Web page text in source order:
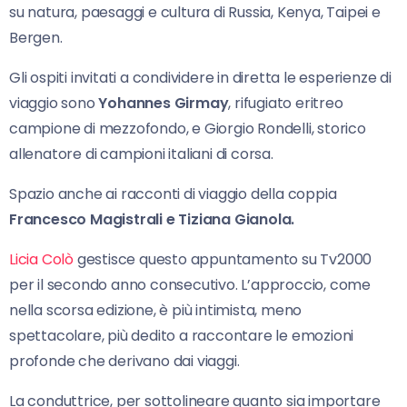
su natura, paesaggi e cultura di Russia, Kenya, Taipei e
Bergen.
Gli ospiti invitati a condividere in diretta le esperienze di
viaggio sonoYohannes Girmay, rifugiato eritreo
campione di mezzofondo, e Giorgio Rondelli, storico
allenatore di campioni italiani di corsa.
Spazio anche ai racconti di viaggio della coppia
Francesco Magistrali e Tiziana Gianola.
Licia Cològestisce questo appuntamento su Tv2000
per il secondo anno consecutivo. L’approccio, come
nella scorsa edizione, è più intimista, meno
spettacolare, più dedito a raccontare le emozioni
profonde che derivano dai viaggi.
La conduttrice, per sottolineare quanto sia importare